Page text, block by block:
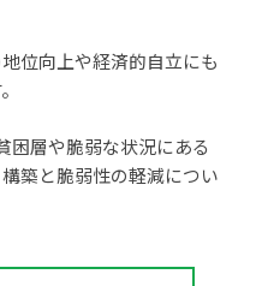
位向上や経済的自立にも
困層や脆弱な状況にある
築と脆弱性の軽減につい